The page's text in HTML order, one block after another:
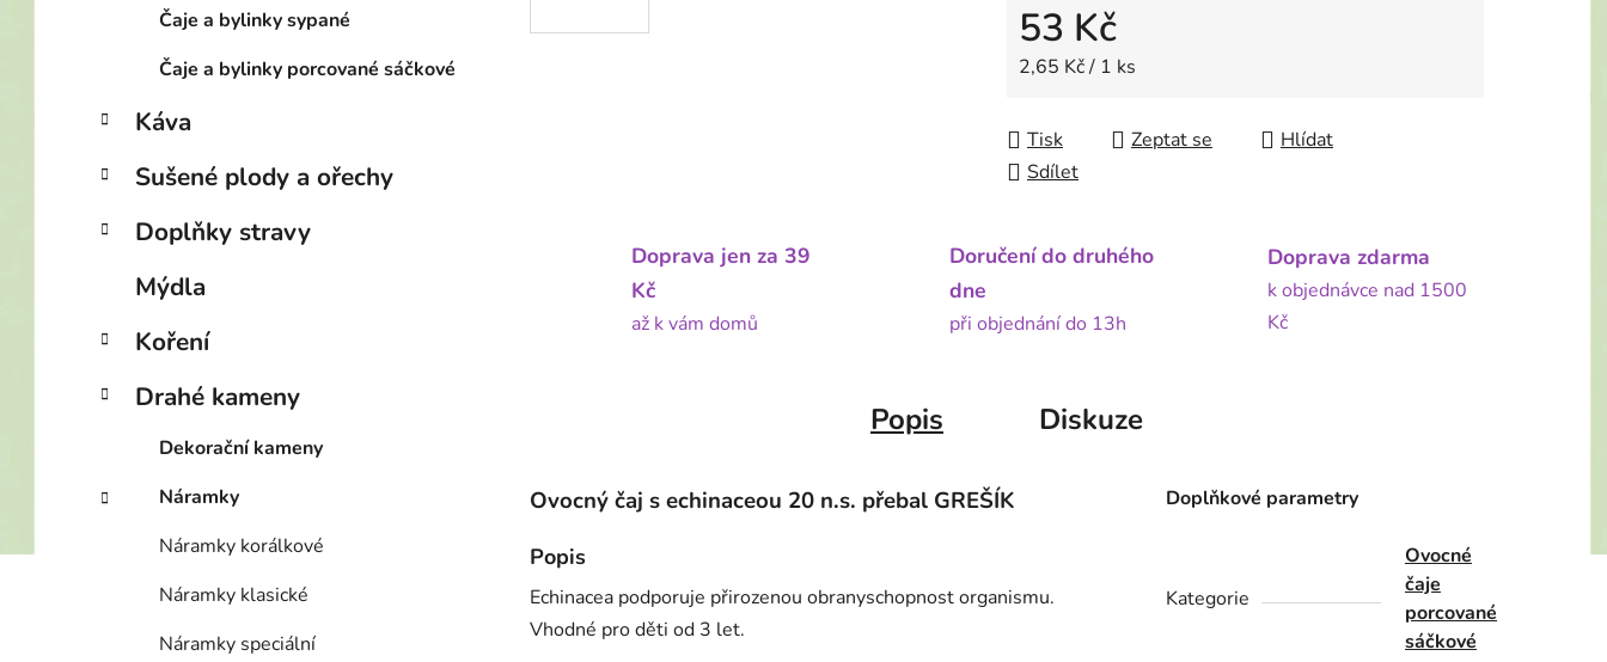
Čaje a bylinky sypané
Čaje a bylinky porcované sáčkové
Káva
Sušené plody a ořechy
Doplňky stravy
Mýdla
Koření
Drahé kameny
Dekorační kameny
Náramky
Náramky korálkové
Náramky klasické
Náramky speciální
53 Kč
Měrná cena:
2,65 Kč / 1 ks
Tisk Zeptat se
Hlídat
Sdílet
Doprava jen za 39
Kč
až k vám domů
Doručení do druhého
dne
při objednání do 13h
Doprava zdarma
k objednávce nad 1500
Kč
Popis Diskuze
Ovocný čaj s echinaceou 20 n.s. přebal GREŠÍK
Popis
Echinacea podporuje přirozenou obranyschopnost organismu.
Vhodné pro děti od 3 let.
Doplňkové parametry
Kategorie
Ovocné
čaje
porcované
sáčkové